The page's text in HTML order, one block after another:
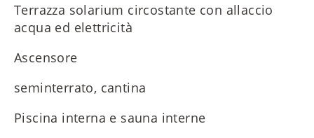
Terrazza solarium circostante con allaccio
acqua ed elettricità
Ascensore
seminterrato, cantina
Piscina interna e sauna interne